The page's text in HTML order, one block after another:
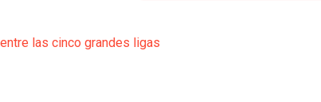
las cinco grandes ligas